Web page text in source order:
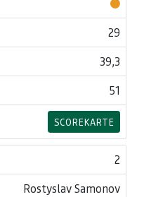
29
39,3
51
SCOREKARTE
2
Rostyslav Samonov